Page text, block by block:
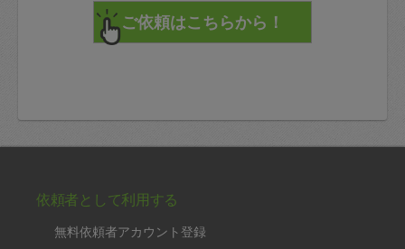
依頼者として利用する
無料依頼者アカウント登録